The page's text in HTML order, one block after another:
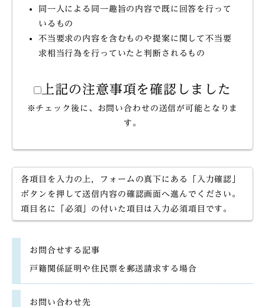
同一人による同一趣旨の内容で既に回答を行って
いるもの
不当要求の内容を含むものや提案に関して不当要
求相当行為を行っていたと判断されるもの
上記の注意事項を確認しました
※チェック後に、お問い合わせの送信が可能となりま
す。
各項目を入力の上，フォームの真下にある「入力確認」
ボタンを押して送信内容の確認画面へ進んでください。
項目名に「必須」の付いた項目は入力必須項目です。
お問合せする記事
戸籍関係証明や住民票を郵送請求する場合
お問い合わせ先